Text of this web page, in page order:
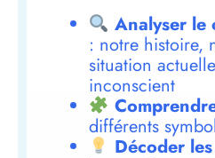
Analyser le
: notre histoire,
situation
inconscient
différents
Décoder